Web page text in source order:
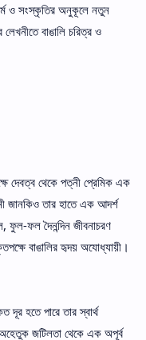
ধর্ম ও সংস্কৃতির অনুকূলে নতুন
লেখনীতে বাঙালি চরিত্র ও
দেবত্ব থেকে পত্নী প্রেমিক এক
জানকিও তার হাতে এক আদর্শ
ফুল-ফল দৈনন্দিন জীবনাচরণ
বাঙালির হৃদয় অযোধ্যায়ী।
দূর হতে পারে তার স্বার্থ
অহেতুক জটিলতা থেকে এক অপূর্ব